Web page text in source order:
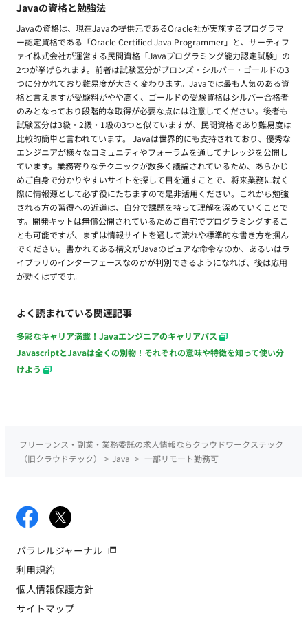
Javaの資格と勉強法
Javaの資格は、現在Javaの提供元であるOracle社が実施するプログラマ
ー認定資格である「Oracle Certified Java Programmer」と、サーティフ
ァイ株式会社が運営する民間資格「Javaプログラミング能力認定試験」の
2つが挙げられます。前者は試験区分がブロンズ・シルバー・ゴールドの3
つに分かれており難易度が大きく変わります。Javaでは最も人気のある資
格と言えますが受験料がやや高く、ゴールドの受験資格はシルバー合格者
のみとなっており段階的な取得が必要な点には注意してください。後者も
試験区分は3級・2級・1級の3つと似ていますが、民間資格であり難易度は
比較的簡単と言われています。 Javaは世界的にも支持されており、優秀な
エンジニアが様々なコミュニティやフォーラムを通してナレッジを公開し
ています。業務寄りなテクニックが数多く議論されているため、あらかじ
めご自身で分かりやすいサイトを探して目を通すことで、将来業務に就く
際に情報源として必ず役にたちますので是非活用ください。これから勉強
される方の習得への近道は、自分で課題を持って理解を深めていくことで
す。開発キットは無償公開されているためご自宅でプログラミングするこ
とも可能ですが、まずは情報サイトを通して流れや標準的な書き方を掴ん
でください。書かれてある構文がJavaのピュアな命令なのか、あるいはラ
イブラリのインターフェースなのかが判別できるようになれば、後は応用
が効くはずです。
よく読まれている関連記事
多彩なキャリア満載！Javaエンジニアのキャリアパス
JavascriptとJavaは全くの別物！それぞれの意味や特徴を知って使い分
けよう
フリーランス・副業・業務委託の求人情報ならクラウドワークステック
（旧クラウドテック）
> Java > 一部リモート勤務可
パラレルジャーナル
利用規約
個人情報保護方針
サイトマップ